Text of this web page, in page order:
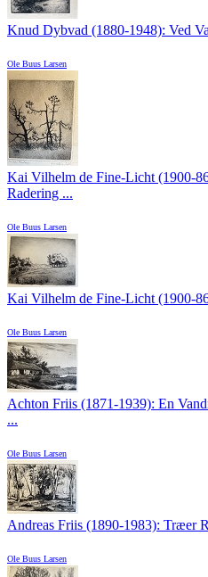
Knud Dybvad (1880-1948): Ved
Ole Buus Larsen
Kai Vilhelm de Fine-Licht (1900-
Radering ...
Ole Buus Larsen
Kai Vilhelm de Fine-Licht (1900-
Ole Buus Larsen
Achton Friis (1871-1939): En
...
Ole Buus Larsen
Andreas Friis (1890-1983): Træer
Ole Buus Larsen